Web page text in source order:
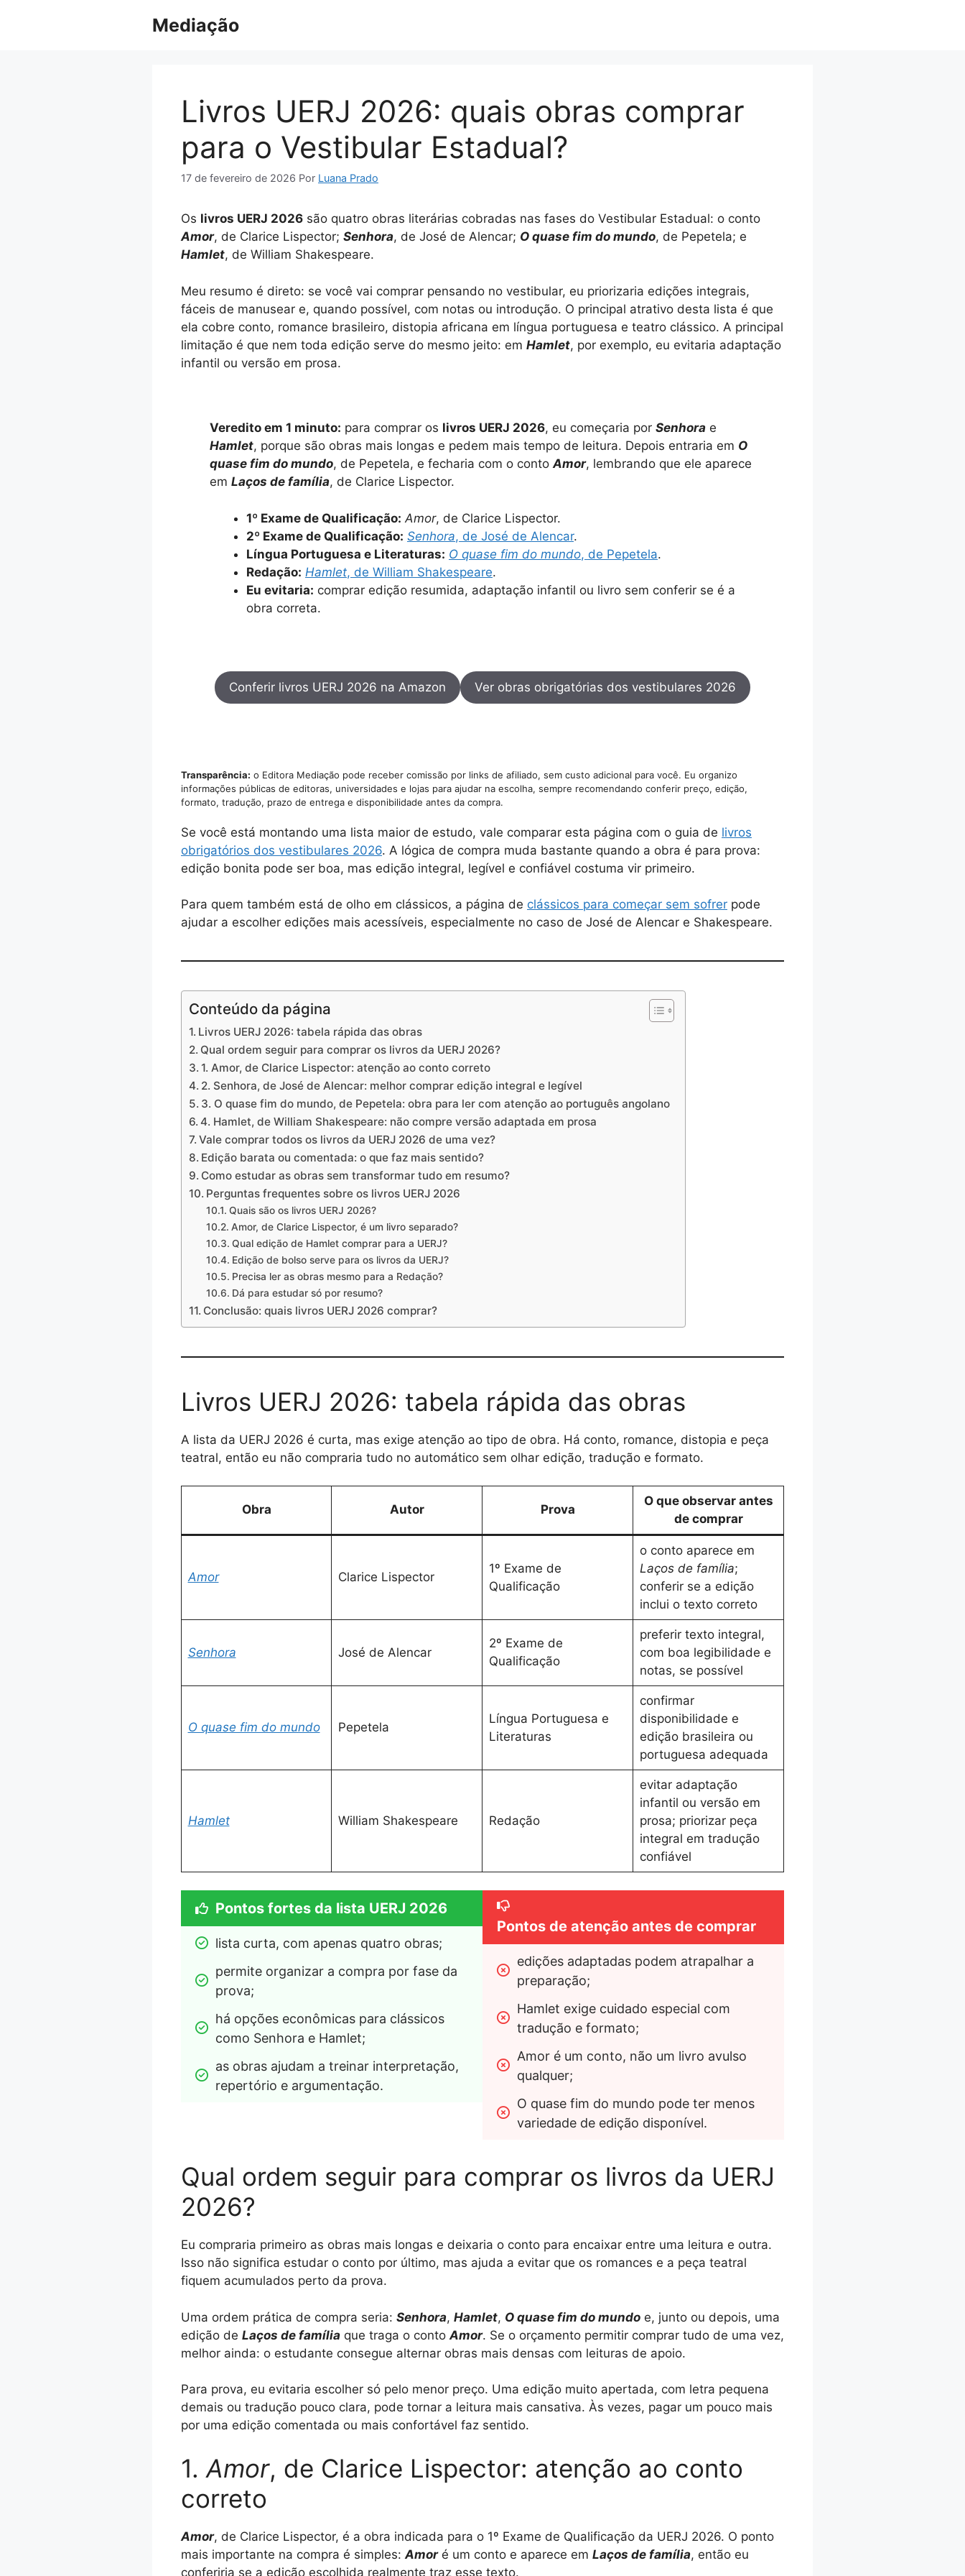
Mediação
Livros UERJ 2026: quais obras comprar
para o Vestibular Estadual?
17 de fevereiro de 2026 Por Luana Prado
Os livros UERJ 2026 são quatro obras literárias cobradas nas fases do Vestibular Estadual: o conto
Amor, de Clarice Lispector; Senhora, de José de Alencar; O quase fim do mundo, de Pepetela; e
Hamlet, de William Shakespeare.
Meu resumo é direto: se você vai comprar pensando no vestibular, eu priorizaria edições integrais,
fáceis de manusear e, quando possível, com notas ou introdução. O principal atrativo desta lista é que
ela cobre conto, romance brasileiro, distopia africana em língua portuguesa e teatro clássico. A principal
limitação é que nem toda edição serve do mesmo jeito: em Hamlet, por exemplo, eu evitaria adaptação
infantil ou versão em prosa.
Veredito em 1 minuto: para comprar os livros UERJ 2026, eu começaria por Senhora e
Hamlet, porque são obras mais longas e pedem mais tempo de leitura. Depois entraria em O
quase fim do mundo, de Pepetela, e fecharia com o contoAmor, lembrando que ele aparece
em Laços de família, de Clarice Lispector.
1º Exame de Qualificação: Amor, de Clarice Lispector.
2º Exame de Qualificação: Senhora, de José de Alencar.
Língua Portuguesa e Literaturas: O quase fim do mundo, de Pepetela.
Redação: Hamlet, de William Shakespeare.
Eu evitaria: comprar edição resumida, adaptação infantil ou livro sem conferir se é a
obra correta.
Conferir livros UERJ 2026 na Amazon Ver obras obrigatórias dos vestibulares 2026
Transparência: o Editora Mediação pode receber comissão por links de afiliado, sem custo adicional para você. Eu organizo
informações públicas de editoras, universidades e lojas para ajudar na escolha, sempre recomendando conferir preço, edição,
formato, tradução, prazo de entrega e disponibilidade antes da compra.
Se você está montando uma lista maior de estudo, vale comparar esta página com o guia de livros
obrigatórios dos vestibulares 2026. A lógica de compra muda bastante quando a obra é para prova:
edição bonita pode ser boa, mas edição integral, legível e confiável costuma vir primeiro.
Para quem também está de olho em clássicos, a página de clássicos para começar sem sofrer pode
ajudar a escolher edições mais acessíveis, especialmente no caso de José de Alencar e Shakespeare.
Conteúdo da página
Livros UERJ 2026: tabela rápida das obras
Qual ordem seguir para comprar os livros da UERJ 2026?
1. Amor, de Clarice Lispector: atenção ao conto correto
2. Senhora, de José de Alencar: melhor comprar edição integral e legível
3. O quase fim do mundo, de Pepetela: obra para ler com atenção ao português angolano
4. Hamlet, de William Shakespeare: não compre versão adaptada em prosa
Vale comprar todos os livros da UERJ 2026 de uma vez?
Edição barata ou comentada: o que faz mais sentido?
Como estudar as obras sem transformar tudo em resumo?
Perguntas frequentes sobre os livros UERJ 2026
Quais são os livros UERJ 2026?
Amor, de Clarice Lispector, é um livro separado?
Qual edição de Hamlet comprar para a UERJ?
Edição de bolso serve para os livros da UERJ?
Precisa ler as obras mesmo para a Redação?
Dá para estudar só por resumo?
Conclusão: quais livros UERJ 2026 comprar?
Livros UERJ 2026: tabela rápida das obras
A lista da UERJ 2026 é curta, mas exige atenção ao tipo de obra. Há conto, romance, distopia e peça
teatral, então eu não compraria tudo no automático sem olhar edição, tradução e formato.
Obra Autor Prova
O que observar antes
de comprar
Amor Clarice Lispector
1º Exame de
Qualificação
o conto aparece em
Laços de família;
conferir se a edição
inclui o texto correto
Senhora José de Alencar
2º Exame de
Qualificação
preferir texto integral,
com boa legibilidade e
notas, se possível
O quase fim do mundo Pepetela
Língua Portuguesa e
Literaturas
confirmar
disponibilidade e
edição brasileira ou
portuguesa adequada
Hamlet William Shakespeare Redação
evitar adaptação
infantil ou versão em
prosa; priorizar peça
integral em tradução
confiável
Pontos fortes da lista UERJ 2026
lista curta, com apenas quatro obras;
permite organizar a compra por fase da
prova;
há opções econômicas para clássicos
como Senhora e Hamlet;
as obras ajudam a treinar interpretação,
repertório e argumentação.
Pontos de atenção antes de comprar
edições adaptadas podem atrapalhar a
preparação;
Hamlet exige cuidado especial com
tradução e formato;
Amor é um conto, não um livro avulso
qualquer;
O quase fim do mundo pode ter menos
variedade de edição disponível.
Qual ordem seguir para comprar os livros da UERJ
2026?
Eu compraria primeiro as obras mais longas e deixaria o conto para encaixar entre uma leitura e outra.
Isso não significa estudar o conto por último, mas ajuda a evitar que os romances e a peça teatral
fiquem acumulados perto da prova.
Uma ordem prática de compra seria: Senhora, Hamlet, O quase fim do mundo e, junto ou depois, uma
edição de Laços de família que traga o conto Amor. Se o orçamento permitir comprar tudo de uma vez,
melhor ainda: o estudante consegue alternar obras mais densas com leituras de apoio.
Para prova, eu evitaria escolher só pelo menor preço. Uma edição muito apertada, com letra pequena
demais ou tradução pouco clara, pode tornar a leitura mais cansativa. Às vezes, pagar um pouco mais
por uma edição comentada ou mais confortável faz sentido.
1. Amor, de Clarice Lispector: atenção ao conto
correto
Amor, de Clarice Lispector, é a obra indicada para o 1º Exame de Qualificação da UERJ 2026. O ponto
mais importante na compra é simples: Amoré um conto e aparece em Laços de família, então eu
conferiria se a edição escolhida realmente traz esse texto.